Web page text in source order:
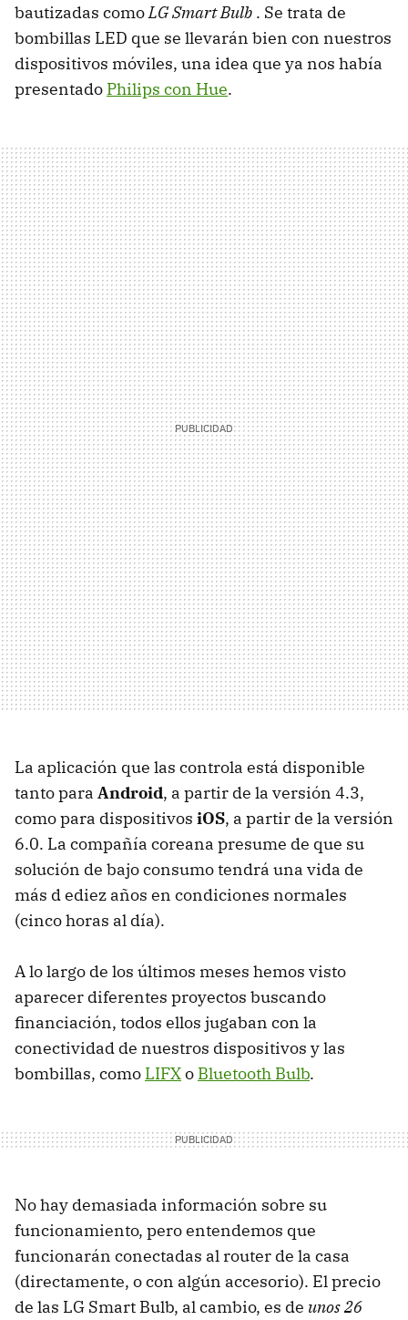
bautizadas comoLG Smart Bulb . Se trata de
bombillas LED que se llevarán bien con nuestros
dispositivos móviles, una idea que ya nos había
presentado Philips con Hue.
La aplicación que las controla está disponible
tanto para Android, a partir de la versión 4.3,
como para dispositivos iOS, a partir de la versión
6.0. La compañía coreana presume de que su
solución de bajo consumo tendrá una vida de
más d ediez años en condiciones normales
(cinco horas al día).
A lo largo de los últimos meses hemos visto
aparecer diferentes proyectos buscando
financiación, todos ellos jugaban con la
conectividad de nuestros dispositivos y las
bombillas, como LIFXo Bluetooth Bulb.
No hay demasiada información sobre su
funcionamiento, pero entendemos que
funcionarán conectadas al router de la casa
(directamente, o con algún accesorio). El precio
de las LG Smart Bulb, al cambio, es de unos 26